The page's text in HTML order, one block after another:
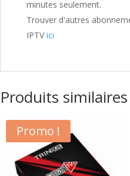
minutes seulement.
Trouver d'autres
IPTVici
Produits similaires
Promo !